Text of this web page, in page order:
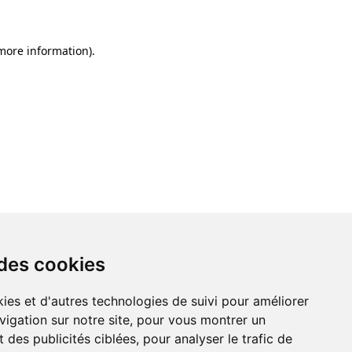
cookies
et d'autres technologies de suivi pour améliorer
sur notre site, pour vous montrer un
des publicités ciblées, pour analyser le trafic de
information).